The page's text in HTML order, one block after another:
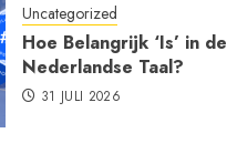
Uncategorized
Hoe Belangrijk ‘Is’ in de
Nederlandse Taal?
31 JULI 2026